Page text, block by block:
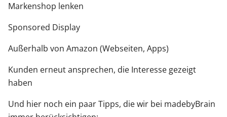
Markenshop lenken
Sponsored Display
Außerhalb von Amazon (Webseiten, Apps)
Kunden erneut ansprechen, die Interesse gezeigt
haben
Und hier noch ein paar Tipps, die wir bei madebyBrain